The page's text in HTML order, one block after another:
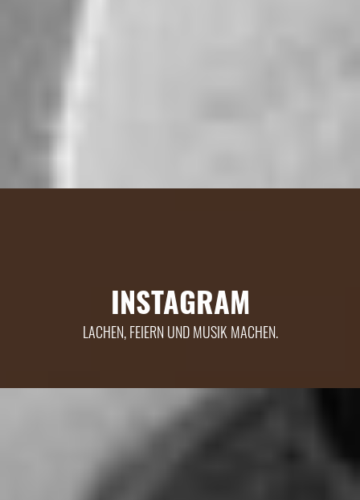
INSTAGRAM
LACHEN, FEIERN UND MUSIK MACHEN.